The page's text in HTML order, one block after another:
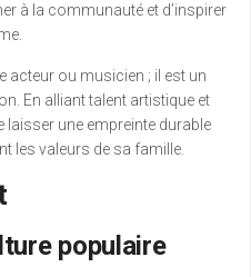
à la communauté et d’inspirer
acteur ou musicien ; il est un
En alliant talent artistique et
une empreinte durable
les valeurs de sa famille.
populaire